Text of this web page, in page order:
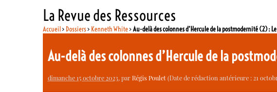
La Revue des Ressources
Accueil> Dossiers> Kenneth White>Au-delà des colonnes d’Hercule de la postmodernité (2) :
Au-delà des colonnes d’Hercule de la
dimanche 15 octobre 2023, parRégis Poulet(Date de rédaction antérieure : 21